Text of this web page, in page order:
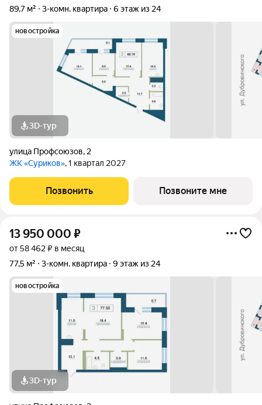
89,7 м²
3-комн. квартира 6 этаж из 24
новостройка
3D-тур
улица Профсоюзов, 2
ЖК «Суриков», 1 квартал 2027
Позвонить Позвоните мне
13 950 000 ₽
от 58 462 ₽ в месяц
77,5 м²
3-комн. квартира 9 этаж из 24
новостройка
3D-тур